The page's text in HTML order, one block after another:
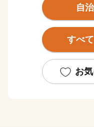
市内には吉野ヶ里遺
くの歴史的、文化的
行事が継承され、地
自
すべ
お